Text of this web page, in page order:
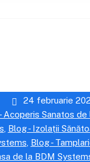
24 februarie
Acoperis Sanatos de
Blog - Izolații
Blog -
de la BDM